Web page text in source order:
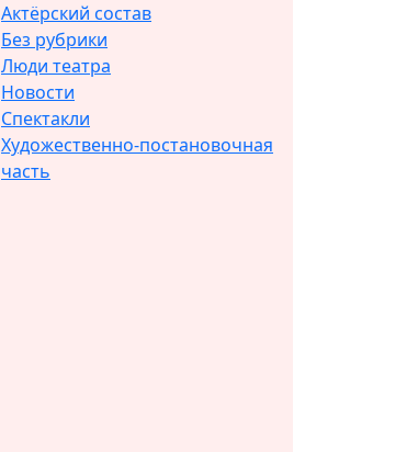
Актёрский состав
Без рубрики
Люди театра
Новости
Спектакли
Художественно-постановочная
часть